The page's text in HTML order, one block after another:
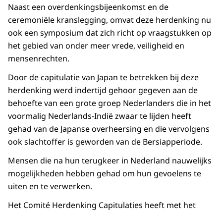
Naast een overdenkingsbijeenkomst en de
ceremoniële kranslegging, omvat deze herdenking nu
ook een symposium dat zich richt op vraagstukken op
het gebied van onder meer vrede, veiligheid en
mensenrechten.
Door de capitulatie van Japan te betrekken bij deze
herdenking werd indertijd gehoor gegeven aan de
behoefte van een grote groep Nederlanders die in het
voormalig Nederlands-Indië zwaar te lijden heeft
gehad van de Japanse overheersing en die vervolgens
ook slachtoffer is geworden van de Bersiapperiode.
Mensen die na hun terugkeer in Nederland nauwelijks
mogelijkheden hebben gehad om hun gevoelens te
uiten en te verwerken.
Het Comité Herdenking Capitulaties heeft met het